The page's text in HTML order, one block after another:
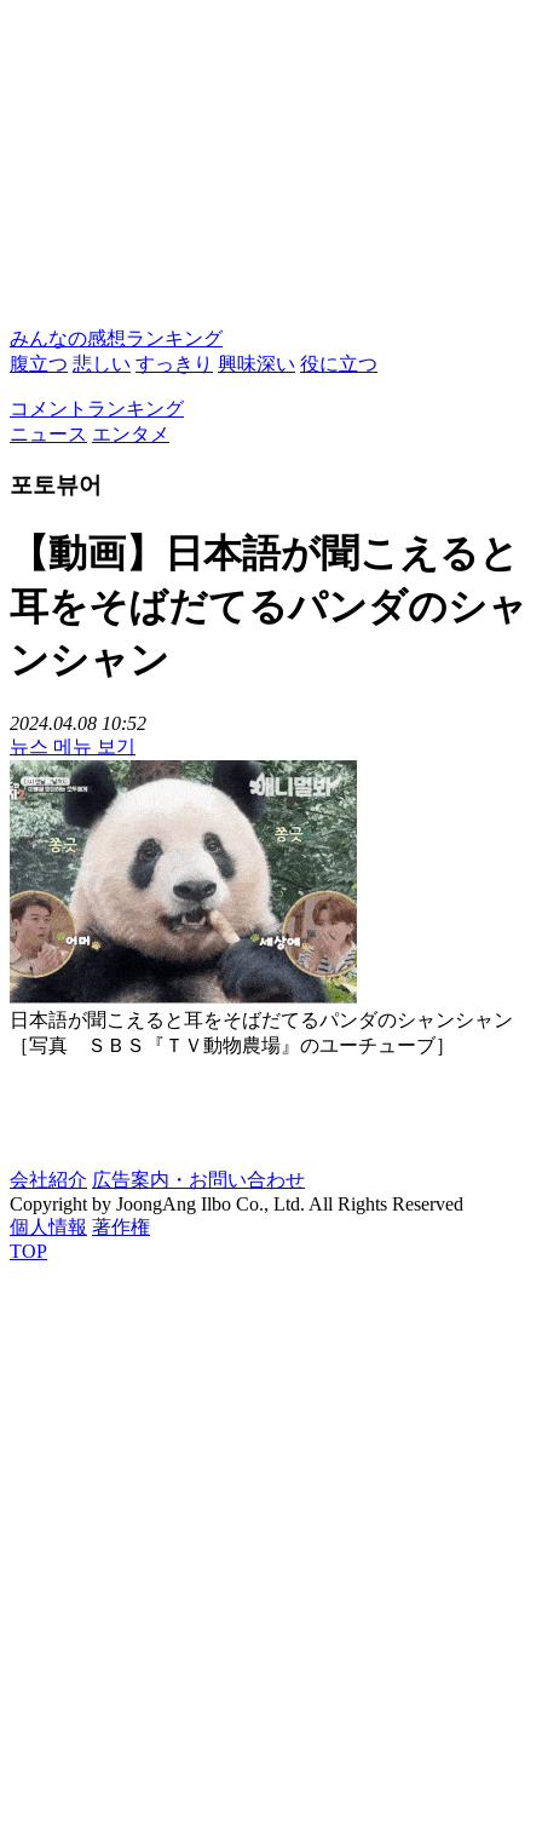
みんなの感想ランキング
腹立つ 悲しい すっきり 興味深い 役に立つ
コメントランキング
ニュース エンタメ
포토뷰어
【動画】日本語が聞こえると
耳をそばだてるパンダのシャ
ンシャン
2024.04.08 10:52
뉴스 메뉴 보기
日本語が聞こえると耳をそばだてるパンダのシャンシャン
［写真 ＳＢＳ『ＴＶ動物農場』のユーチューブ］
会社紹介 広告案内・お問い合わせ
Copyright by JoongAng Ilbo Co., Ltd. All Rights Reserved
個人情報 著作権
TOP